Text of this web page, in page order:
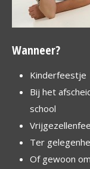
Wanneer?
Kinderfeestje
Bij het
school
Ter
Of gewoon